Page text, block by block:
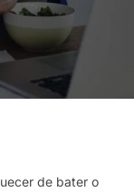
de bater o